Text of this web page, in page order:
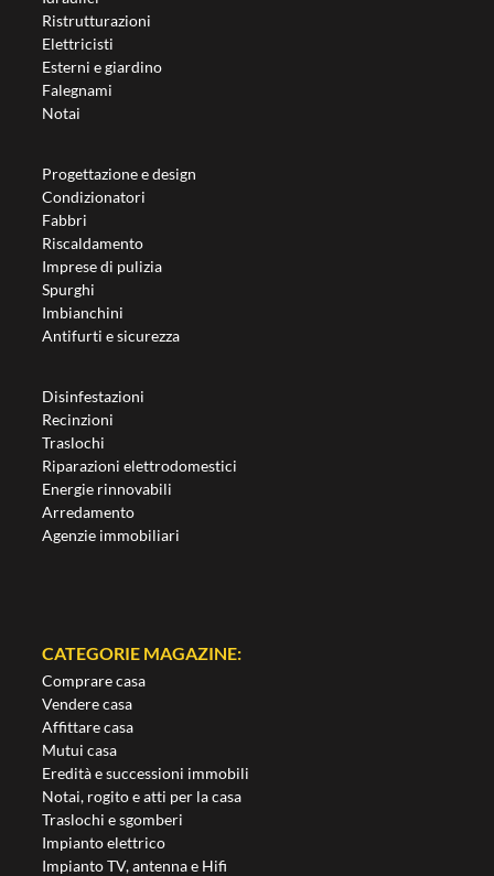
Ristrutturazioni
Elettricisti
Esterni e giardino
Falegnami
Notai
Progettazione e design
Condizionatori
Fabbri
Riscaldamento
Imprese di pulizia
Spurghi
Imbianchini
Antifurti e sicurezza
Disinfestazioni
Recinzioni
Traslochi
Riparazioni elettrodomestici
Energie rinnovabili
Arredamento
Agenzie immobiliari
CATEGORIE MAGAZINE:
Comprare casa
Vendere casa
Affittare casa
Mutui casa
Eredità e successioni immobili
Notai, rogito e atti per la casa
Traslochi e sgomberi
Impianto elettrico
Impianto TV, antenna e Hifi